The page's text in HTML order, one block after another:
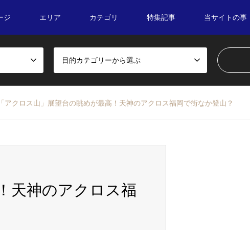
ジ エリア カテゴリ 特集記事 当サイトの事
目的カテゴリーから選ぶ
「アクロス山」展望台の眺めが最高！天神のアクロス福岡で街なか登山？
天神のアクロス福